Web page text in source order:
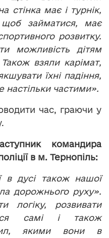
стінка має і турнік,
займатися, має
розвитку.
можливість дітям
взяли карімат,
їхні падіння,
настільки частими».
час, граючи у
командира
в м. Тернопіль:
в дусі також нашої
дорожнього руху».
логіку, розвивати
самі і також
якими вони в